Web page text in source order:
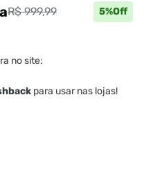
R$ 999,99 5%Off
no site:
para usar nas lojas!